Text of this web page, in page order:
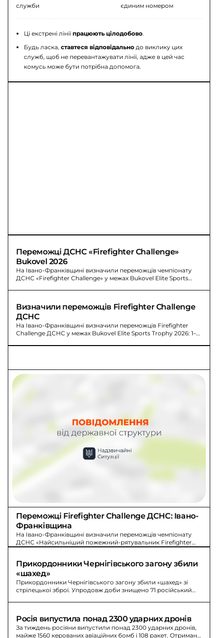
служби
єдиним номером
Ці екстрені лініїпрацюють цілодобово.
Будь ласка,ставтеся відповідально до виклику цих
служб, щоб не перевантажувати лінії, адже в цей час
комусь може бути потрібна допомога.
Переможці ДСНС «Firefighter Challenge»
Bukovel 2026
На Івано-Франківщині визначили переможців чемпіонату
ДСНС «Firefighter Challenge» у межах Bukovel Elite Sports
Визначили переможців Firefighter Challenge
ДСНС
На Івано-Франківщині визначили переможців Firefighter
Challenge ДСНС у межах Bukovel Elite Sports Trophy 2026: 1–3
Переможці Firefighter Challenge ДСНС: Івано-
Франківщина
На Івано-Франківщині визначили переможців чемпіонату
ДСНС «Найсильніший пожежний-рятувальник Firefighter
Прикордонники Чернігівського загону збили
«шахед»
Прикордонники Чернігівського загону збили «шахед» зі
стрілецької зброї. Упродовж доби знищено 71 російський
Росія випустила понад 2300 ударних дронів
За тиждень росіяни випустили понад 2300 ударних дронів,
майже 1560 керованих авіаційних бомб і 108 ракет. Отримано